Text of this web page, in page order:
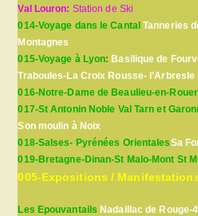
Val Louron: Station de Ski
014-Voyage dans le CantalTanneries
Montagnes
015-Voyage à Lyon: Basilique de
Traboules-La Croix Rousse-
016-Notre-Dame de Beaulieu-en-
017-St Antonin Noble Val Tarn et
Son moulin à Noix
018-Salses- Pyrénées OrientalesSa
019-Bretagne-Dinan-St Malo-Mont St
005-Expositions /
Les Epouvantails Nadaillac de Rouge-